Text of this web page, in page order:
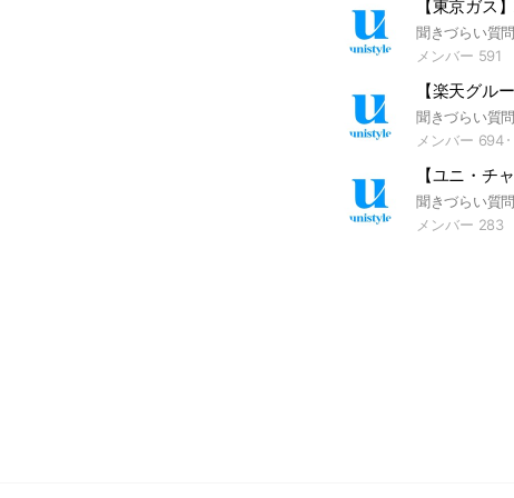
メンバー 591
メンバー 694
メンバー 283